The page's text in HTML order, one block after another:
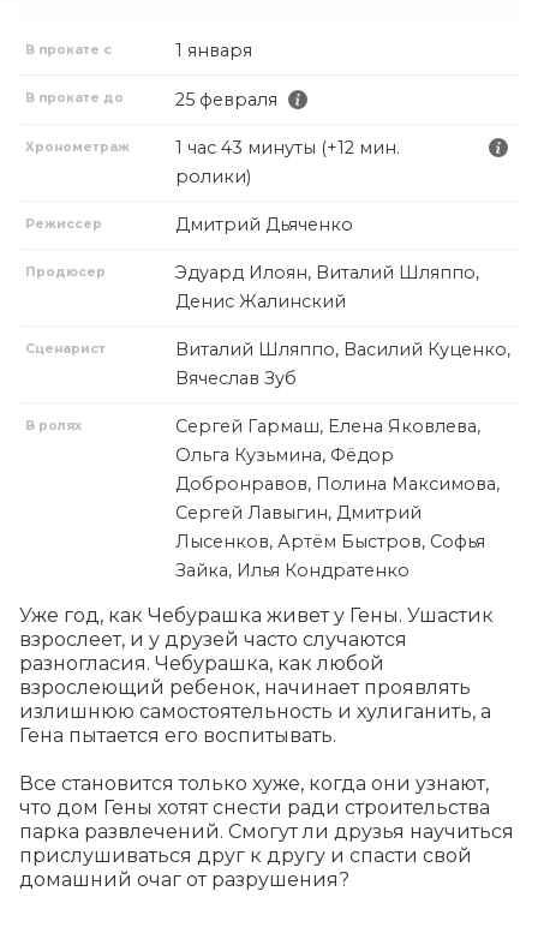
В прокате с 1 января
В прокате до 25 февраля
Хронометраж
1 час 43 минуты (+12 мин.
ролики)
Режиссер Дмитрий Дьяченко
Продюсер
Эдуард Илоян, Виталий Шляппо,
Денис Жалинский
Сценарист
Виталий Шляппо, Василий Куценко,
Вячеслав Зуб
В ролях
Сергей Гармаш, Елена Яковлева,
Ольга Кузьмина, Фёдор
Добронравов, Полина Максимова,
Сергей Лавыгин, Дмитрий
Лысенков, Артём Быстров, Софья
Зайка, Илья Кондратенко
Уже год, как Чебурашка живет у Гены. Ушастик
взрослеет, и у друзей часто случаются
разногласия. Чебурашка, как любой
взрослеющий ребенок, начинает проявлять
излишнюю самостоятельность и хулиганить, а
Гена пытается его воспитывать.
Все становится только хуже, когда они узнают,
что дом Гены хотят снести ради строительства
парка развлечений. Смогут ли друзья научиться
прислушиваться друг к другу и спасти свой
домашний очаг от разрушения?